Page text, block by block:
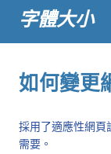
字體大小
如何變更
採用了適應性網頁
需要。